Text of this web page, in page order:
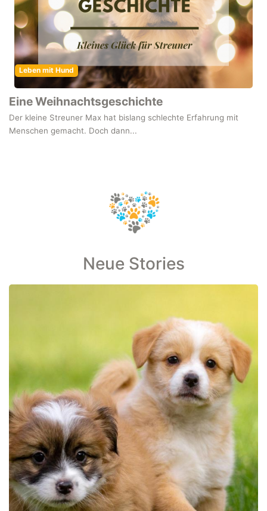
Leben mit Hund
Eine Weihnachtsgeschichte
Der kleine Streuner Max hat bislang schlechte Erfahrung mit
Menschen gemacht. Doch dann...
Neue Stories